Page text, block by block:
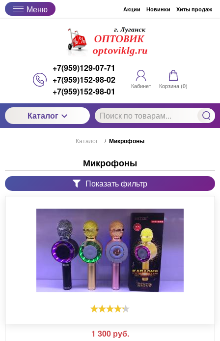
Меню Акции Новинки Хиты продаж
+7(959)129-07-71
+7(959)152-98-02
+7(959)152-98-01
Кабинет Корзина (0)
Каталог
Каталог / Микрофоны
Микрофоны
Показать фильтр
1 300 руб.